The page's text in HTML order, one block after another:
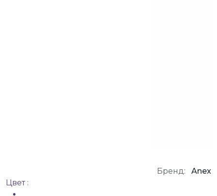
Бренд:
Anex
Цвет :